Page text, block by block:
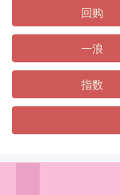
回购
一浪
指数